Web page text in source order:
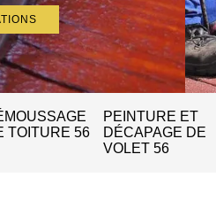
TOITURE 56
PEINTURE ET
DÉCAPAGE DE
VOLET 56